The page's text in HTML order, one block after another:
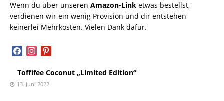
Wenn du über unseren Amazon-Link etwas bestellst,
verdienen wir ein wenig Provision und dir entstehen
keinerlei Mehrkosten. Vielen Dank dafür.
facebookinstagram
pinterest
Toffifee Coconut „Limited Edition“
13. Juni 2022